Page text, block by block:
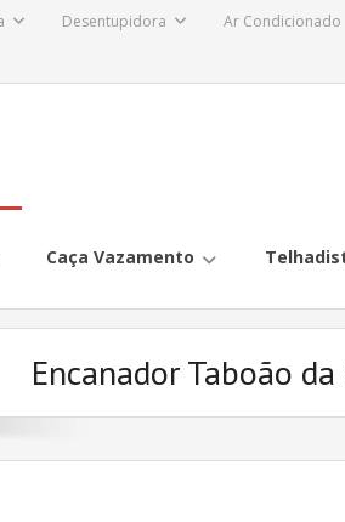
Desentupidora
Ar Condicionado
Caça Vazamento
Encanador Taboão da